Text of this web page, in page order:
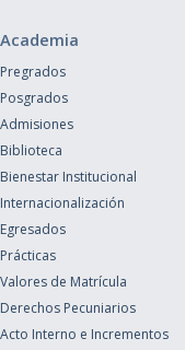
Academia
Pregrados
Posgrados
Admisiones
Biblioteca
Bienestar Institucional
Internacionalización
Egresados
Prácticas
Valores de Matrícula
Derechos Pecuniarios
Acto Interno e Incrementos